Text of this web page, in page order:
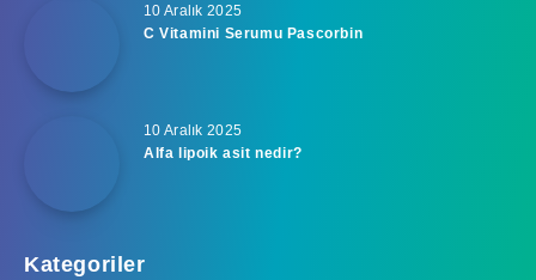
10 Aralık 2025
C Vitamini Serumu Pascorbin
10 Aralık 2025
Alfa lipoik asit nedir?
Kategoriler